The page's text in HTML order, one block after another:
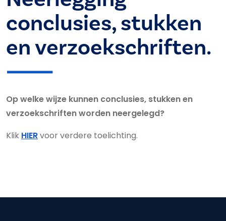
conclusies, stukken
en verzoekschriften.
Op welke wijze kunnen conclusies, stukken en
verzoekschriften worden neergelegd?
Klik HIERvoor verdere toelichting.